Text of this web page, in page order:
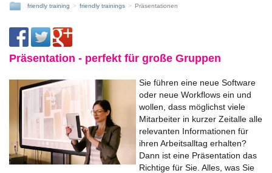
friendly training friendly trainings Präsentationen
Präsentation - perfekt für große Gruppen
Sie führen eine neue Software
oder neue Workflows ein und
wollen, dass möglichst viele
Mitarbeiter in kurzer Zeitalle alle
relevanten Informationen für
ihren Arbeitsalltag erhalten?
Dann ist eine Präsentation das
Richtige für Sie. Alles, was Sie